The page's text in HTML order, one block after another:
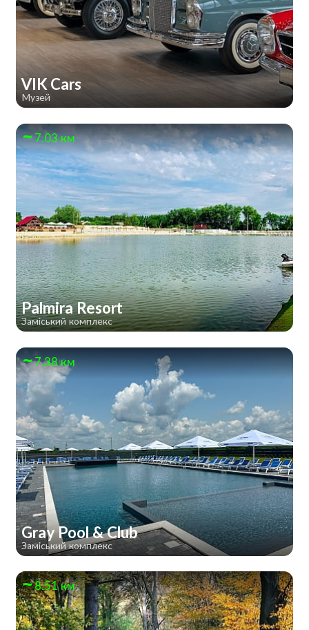
VIK Cars
Музей
7.03 км
Palmira Resort
Заміський комплекс
7.38 км
Gray Pool & Club
Заміський комплекс
8.51 км